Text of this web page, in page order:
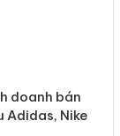
doanh bán
Adidas, Nike